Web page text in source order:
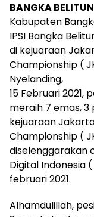
BANGKA
Kabupaten
IPSI Bangka
di kejuaraan
Championship (
Nyelanding,
15 Februari 2021,
meraih 7 emas, 3
kejuaraan
Championship (
diselenggarakan
Digital Indonesia
februari 2021.
Alhamdulillah,